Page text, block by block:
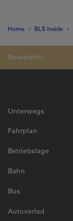
Home BLS Inside
Unterwegs
Fahrplan
Betriebslage
Bahn
Bus
Autoverlad